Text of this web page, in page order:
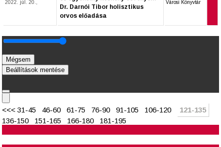
2022. júl. 20.,
Dr. Darnói Tibor holisztikus
orvos előadása
Városi Könyvtár
Mégsem
Beállítások mentése
<<< 31-45 46-60 61-75 76-90 91-105 106-120
121-135
136-150
151-165 166-180 181-195